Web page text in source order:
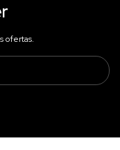
ofertas.